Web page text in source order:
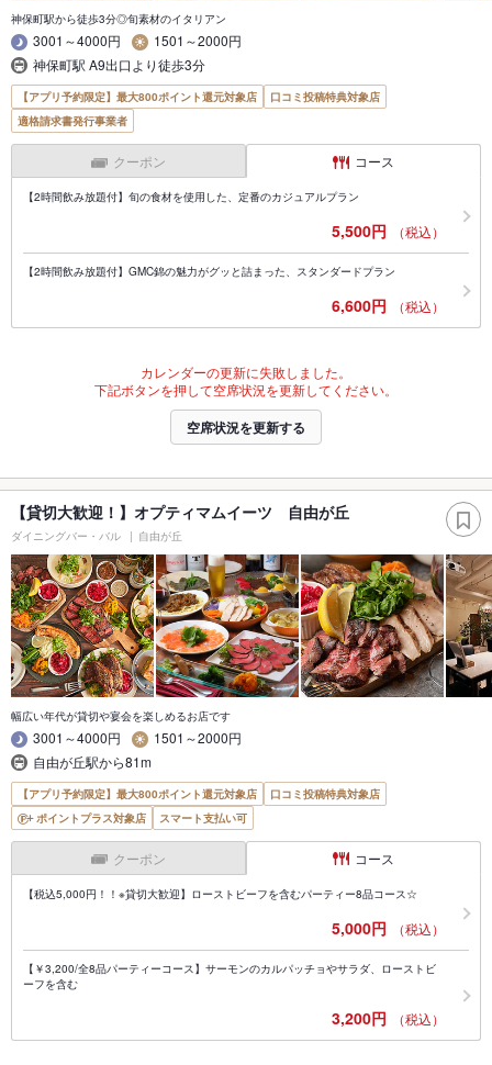
神保町駅から徒歩3分◎旬素材のイタリアン
3001～4000円
1501～2000円
神保町駅 A9出口より徒歩3分
【アプリ予約限定】最大800ポイント還元対象店
口コミ投稿特典対象店
適格請求書発行事業者
クーポン コース
【2時間飲み放題付】旬の食材を使用した、定番のカジュアルプラン
5,500円 （税込）
【2時間飲み放題付】GMC錦の魅力がグッと詰まった、スタンダードプラン
6,600円 （税込）
カレンダーの更新に失敗しました。
下記ボタンを押して空席状況を更新してください。
空席状況を更新する
【貸切大歓迎！】オプティマムイーツ 自由が丘
ダイニングバー・バル 自由が丘
幅広い年代が貸切や宴会を楽しめるお店です
3001～4000円
1501～2000円
自由が丘駅から81m
【アプリ予約限定】最大800ポイント還元対象店
口コミ投稿特典対象店
ポイントプラス対象店
スマート支払い可
クーポン コース
【税込5,000円！！※貸切大歓迎】ローストビーフを含むパーティー8品コース☆
5,000円 （税込）
【￥3,200/全8品パーティーコース】サーモンのカルパッチョやサラダ、ローストビ
ーフを含む
3,200円 （税込）